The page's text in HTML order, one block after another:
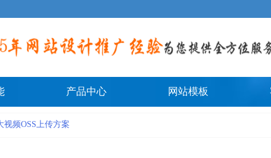
产品中心 网站模板
视频OSS上传方案